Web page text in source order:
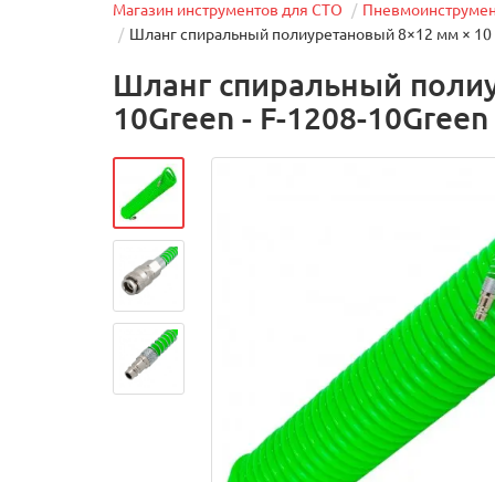
Магазин инструментов для СТО
Шланг спиральный полиуретановый 8×12 мм ×
Шланг спиральный
10Green - F-1208-10Green